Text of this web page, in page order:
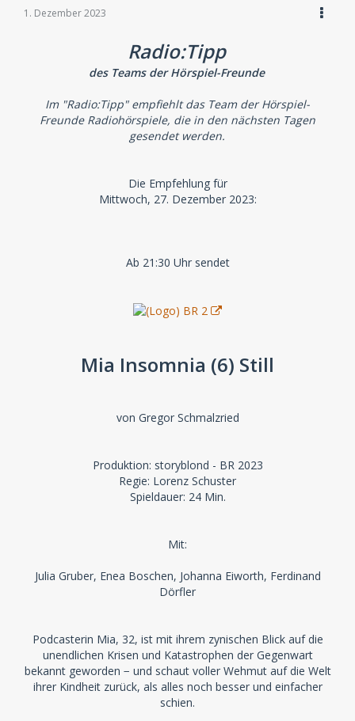
1. Dezember 2023
Radio:Tipp
des Teams der Hörspiel-Freunde
Im "Radio:Tipp" empfiehlt das Team der Hörspiel-
Freunde Radiohörspiele, die in den nächsten Tagen
gesendet werden.
Die Empfehlung für
Mittwoch, 27. Dezember 2023:
Ab 21:30 Uhr sendet
Mia Insomnia (6) Still
von Gregor Schmalzried
Produktion: storyblond - BR 2023
Regie: Lorenz Schuster
Spieldauer: 24 Min.
Mit:
Julia Gruber, Enea Boschen, Johanna Eiworth, Ferdinand
Dörfler
Podcasterin Mia, 32, ist mit ihrem zynischen Blick auf die
unendlichen Krisen und Katastrophen der Gegenwart
bekannt geworden − und schaut voller Wehmut auf die Welt
ihrer Kindheit zurück, als alles noch besser und einfacher
schien.